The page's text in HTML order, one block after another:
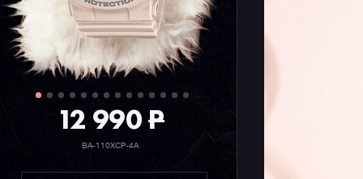
12 990P
BA-110XCP-4A